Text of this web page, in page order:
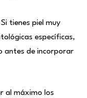
tienes piel muy
específicas,
antes de incorporar
al máximo los